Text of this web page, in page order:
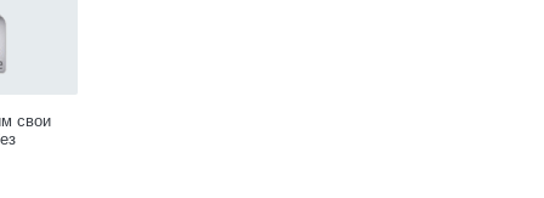
свои